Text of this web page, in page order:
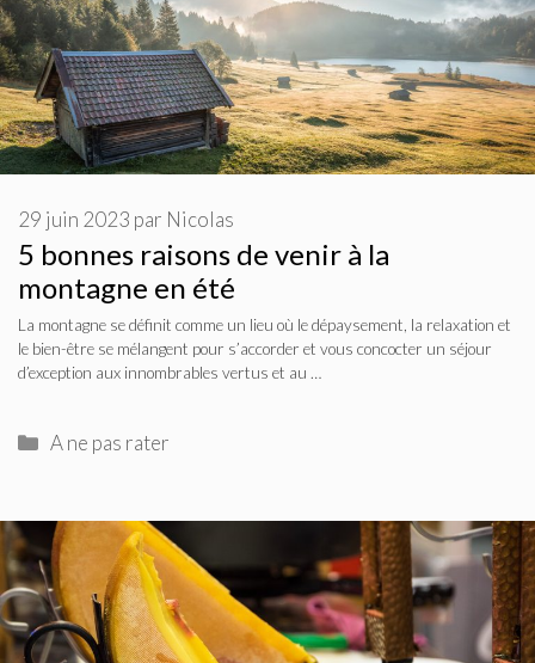
5 bonnes raisons de venir à la
montagne en été
29 juin 2023 par Nicolas
La montagne se définit comme un lieu où le dépaysement, la relaxation et
le bien-être se mélangent pour s’accorder et vous concocter un séjour
d’exception aux innombrables vertus et au …
Catégories
A ne pas rater